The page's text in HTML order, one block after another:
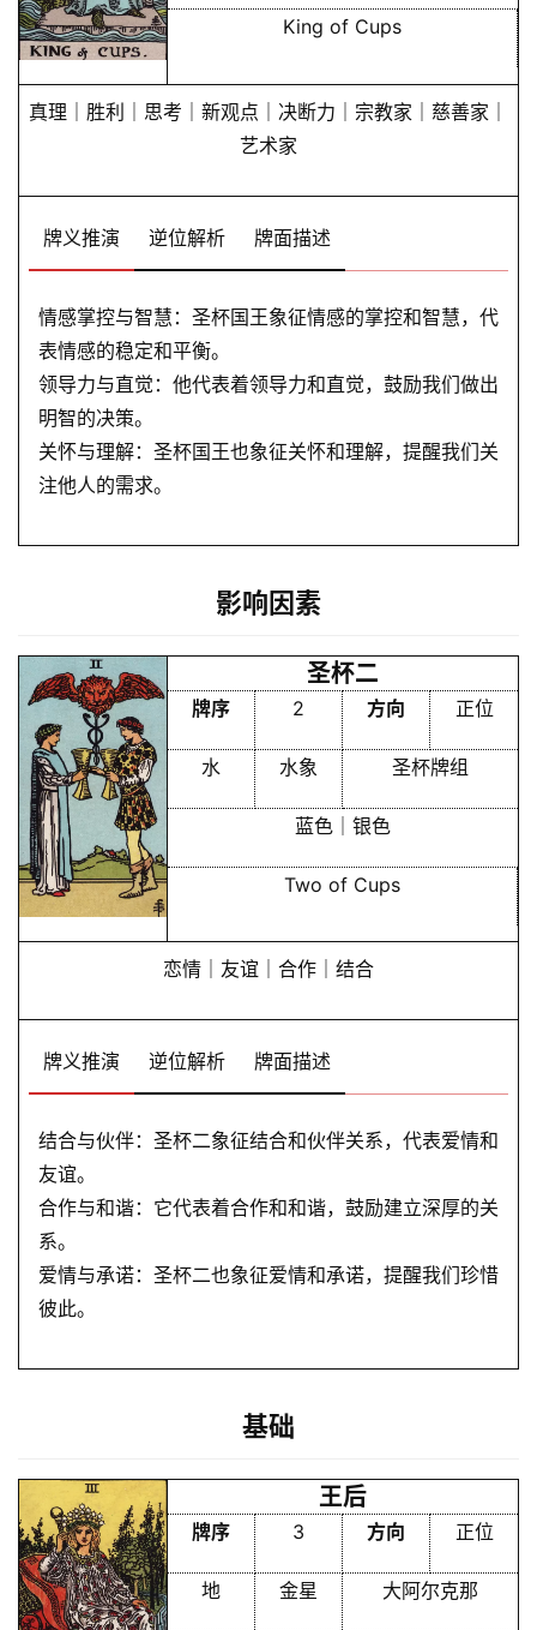
King of Cups
真理｜胜利｜思考｜新观点｜决断力｜宗教家｜慈善家｜
艺术家
牌义推演 逆位解析 牌面描述
情感掌控与智慧：圣杯国王象征情感的掌控和智慧，代
表情感的稳定和平衡。
领导力与直觉：他代表着领导力和直觉，鼓励我们做出
明智的决策。
关怀与理解：圣杯国王也象征关怀和理解，提醒我们关
注他人的需求。
影响因素
圣杯二
牌序 2 方向 正位
水 水象 圣杯牌组
蓝色｜银色
Two of Cups
恋情｜友谊｜合作｜结合
牌义推演 逆位解析 牌面描述
结合与伙伴：圣杯二象征结合和伙伴关系，代表爱情和
友谊。
合作与和谐：它代表着合作和和谐，鼓励建立深厚的关
系。
爱情与承诺：圣杯二也象征爱情和承诺，提醒我们珍惜
彼此。
基础
王后
牌序 3 方向 正位
地 金星 大阿尔克那